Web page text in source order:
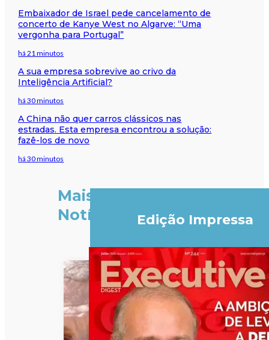
Embaixador de Israel pede cancelamento de
concerto de Kanye West no Algarve: “Uma
vergonha para Portugal”
há 21 minutos
A sua empresa sobrevive ao crivo da
Inteligência Artificial?
há 30 minutos
A China não quer carros clássicos nas
estradas. Esta empresa encontrou a solução:
fazê-los de novo
há 30 minutos
Mais
Notícias
Edição Impressa